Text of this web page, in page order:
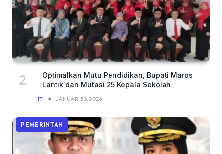
Optimalkan Mutu Pendidikan, Bupati Maros
Lantik dan Mutasi 25 Kepala Sekolah
HT JANUARI 30, 2026
PEMERINTAH